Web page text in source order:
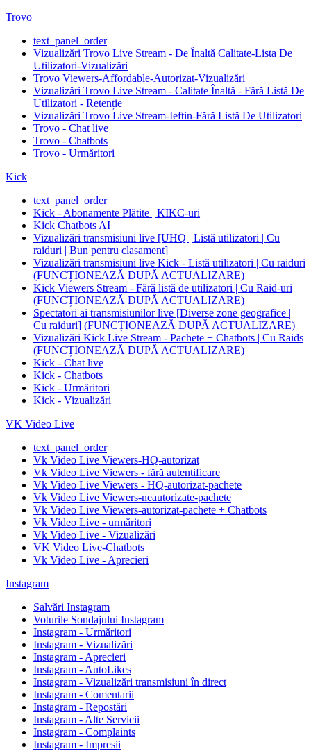
Trovo
text_panel_order
Vizualizări Trovo Live Stream - De Înaltă Calitate-Lista De
Utilizatori-Vizualizări
Trovo Viewers-Affordable-Autorizat-Vizualizări
Vizualizări Trovo Live Stream - Calitate Înaltă - Fără Listă De
Utilizatori - Retenție
Vizualizări Trovo Live Stream-Ieftin-Fără Listă De Utilizatori
Trovo - Chat live
Trovo - Chatbots
Trovo - Urmăritori
Kick
text_panel_order
Kick - Abonamente Plătite | KIKC-uri
Kick Chatbots AI
Vizualizări transmisiuni live [UHQ | Listă utilizatori | Cu
raiduri | Bun pentru clasament]
Vizualizări transmisiuni live Kick - Listă utilizatori | Cu raiduri
(FUNCȚIONEAZĂ DUPĂ ACTUALIZARE)
Kick Viewers Stream - Fără listă de utilizatori | Cu Raid-uri
(FUNCȚIONEAZĂ DUPĂ ACTUALIZARE)
Spectatori ai transmisiunilor live [Diverse zone geografice |
Cu raiduri] (FUNCȚIONEAZĂ DUPĂ ACTUALIZARE)
Vizualizări Kick Live Stream - Pachete + Chatbots | Cu Raids
(FUNCȚIONEAZĂ DUPĂ ACTUALIZARE)
Kick - Chat live
Kick - Chatbots
Kick - Urmăritori
Kick - Vizualizări
VK Video Live
text_panel_order
Vk Video Live Viewers-HQ-autorizat
Vk Video Live Viewers - fără autentificare
Vk Video Live Viewers - HQ-autorizat-pachete
Vk Video Live Viewers-neautorizate-pachete
Vk Video Live Viewers-autorizat-pachete + Chatbots
Vk Video Live - urmăritori
Vk Video Live - Vizualizări
VK Video Live-Chatbots
Vk Video Live - Aprecieri
Instagram
Salvări Instagram
Voturile Sondajului Instagram
Instagram - Urmăritori
Instagram - Vizualizări
Instagram - Aprecieri
Instagram - AutoLikes
Instagram - Vizualizări transmisiuni în direct
Instagram - Comentarii
Instagram - Repostări
Instagram - Alte Servicii
Instagram - Complaints
Instagram - Impresii